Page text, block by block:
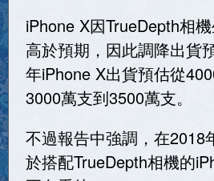
iPhone X因TrueDepth相
高於預期，因此調降出貨
年iPhone X出貨預估從
3000萬支到3500萬支。
不過報告中強調，在2018
於搭配TrueDepth相機的